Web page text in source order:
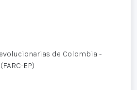
de Colombia -
EP)